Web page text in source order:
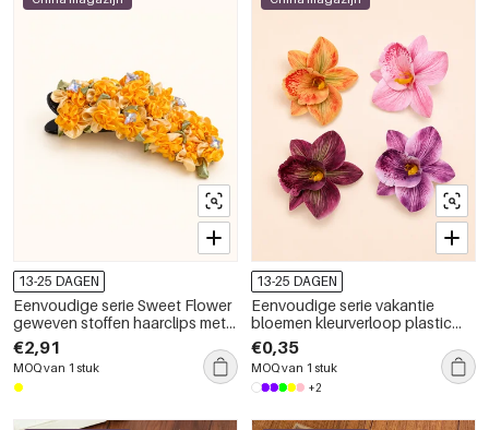
13-25 DAGEN
Eenvoudige serie Sweet Flower
geweven stoffen haarclips met
strasssteentjes
€2,91
MOQ van 1 stuk
13-25 DAGEN
Eenvoudige serie vakantie
bloemen kleurverloop plastic
haarclips
€0,35
MOQ van 1 stuk
+2